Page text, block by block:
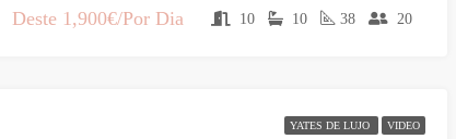
Deste 1,900€/Por Dia 10 10 38 20
YATES DE LUJO VIDEO